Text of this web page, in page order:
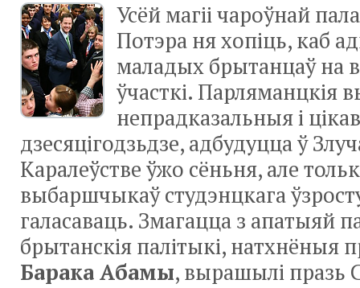
Усёй магіі чароўнай
Потэра ня хопіць, каб
маладых брытанцаў на
ўчасткі. Парляманцкія
непрадказальныя і
дзесяцігодзьдзе, адбудуцца ў
Каралеўстве ўжо сёньня, але
выбаршчыкаў студэнцкага
галасаваць. Змагацца з апатыяй
брытанскія палітыкі, натхнёныя
Барака Абамы, вырашылі празь